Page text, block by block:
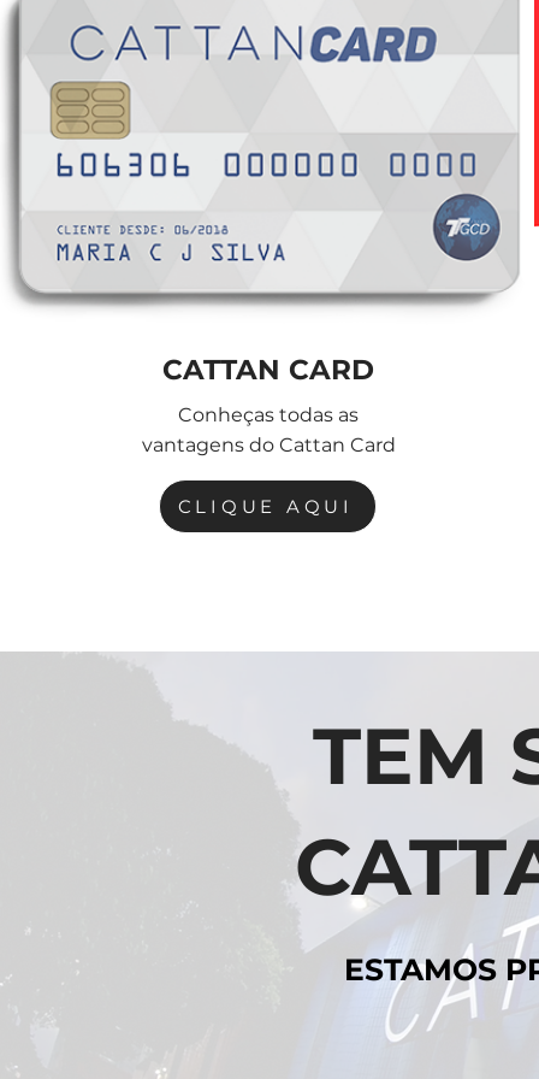
CATTAN CARD
Conheças todas as
vantagens do Cattan Card
CLIQUE AQUI
TEM
ESTAMOS